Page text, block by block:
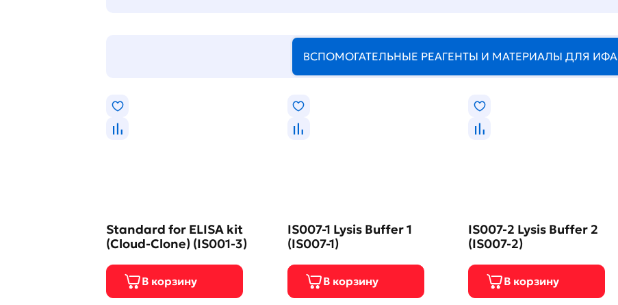
ВСПОМОГАТЕЛЬНЫЕ РЕАГЕНТЫ И МАТЕРИАЛЫ ДЛЯ ИФА
Standard for ELISA kit
(Cloud-Clone) (IS001-3)
IS007-1 Lysis Buffer 1
(IS007-1)
IS007-2 Lysis Buffer 2
(IS007-2)